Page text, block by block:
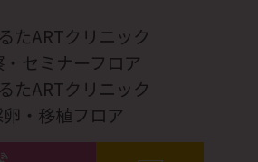
たARTクリニック
セミナーフロア
たARTクリニック
・移植フロア